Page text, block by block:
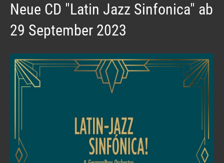
Neue CD "Latin Jazz Sinfonica" ab
29 September 2023